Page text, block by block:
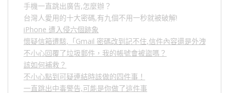
手機一直跳出廣告,怎麼辦？
台灣人愛用的十大密碼,有九個不用一秒就被破解!
iPhone 遭入侵六個跡象
懷疑信箱遭駭,「Gmail 密碼改到記不住,信件內容還是外洩？」,
不小心回覆了垃圾郵件，我的帳號會被盜嗎？
該如何補救？
不小心點到可疑連結時該做的四件事！
一直跳出中毒警告,可能是你做了這件事